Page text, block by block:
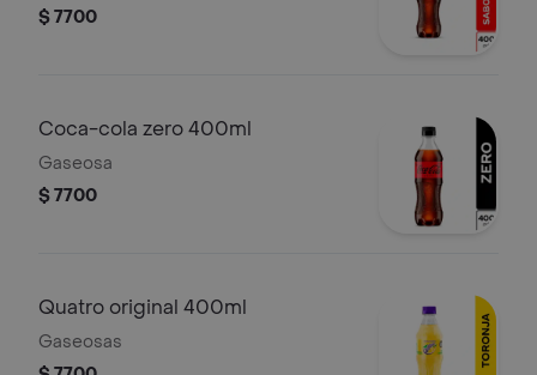
$ 7700
Coca-cola zero 400ml
Gaseosa
$ 7700
Quatro original 400ml
Gaseosas